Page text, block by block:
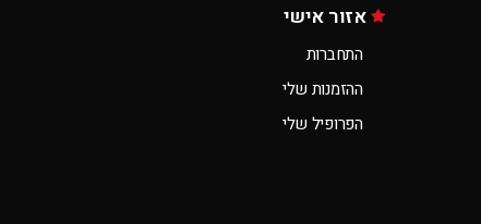
אזור אישי
התחברות
ההזמנות שלי
הפרופיל שלי